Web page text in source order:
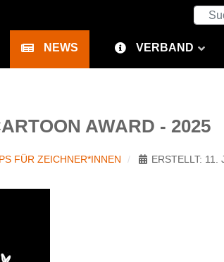
NEWS VERBAND
AWARD - 2025
FÜR ZEICHNER*INNEN ERSTELLT: 11.